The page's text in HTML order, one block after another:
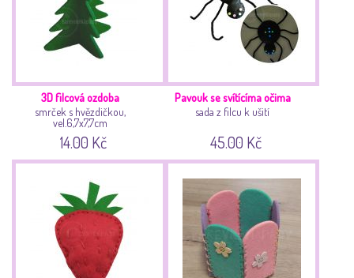
3D filcová ozdoba
smrček s hvězdičkou,
vel.6,7x7,7cm
14.00 Kč
Pavouk se svítícíma očima
sada z filcu k ušití
45.00 Kč